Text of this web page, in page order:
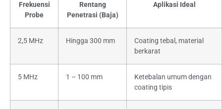
Frekuensi
Probe
Rentang
Penetrasi (Baja)
Aplikasi Ideal
2,5 MHz Hingga 300 mm
Coating tebal, material
berkarat
5 MHz 1 – 100 mm
Ketebalan umum dengan
coating tipis